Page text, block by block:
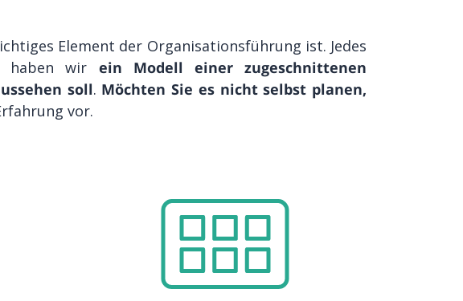
Element der Organisationsführung ist. Jedes
haben wir ein Modell einer zugeschnittenen
soll. Möchten Sie es nicht selbst planen,
vor.